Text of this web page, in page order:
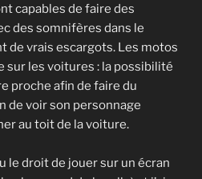
capables de faire des
des somnifères dans le
de vrais escargots. Les motos
sur les voitures : la possibilité
proche afin de faire du
de voir son personnage
au toit de la voiture.
le droit de jouer sur un écran